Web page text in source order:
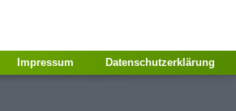
Impressum Datenschutzerklärung